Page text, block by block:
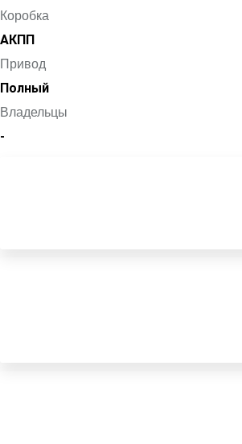
Коробка
АКПП
Привод
Полный
Владельцы
-